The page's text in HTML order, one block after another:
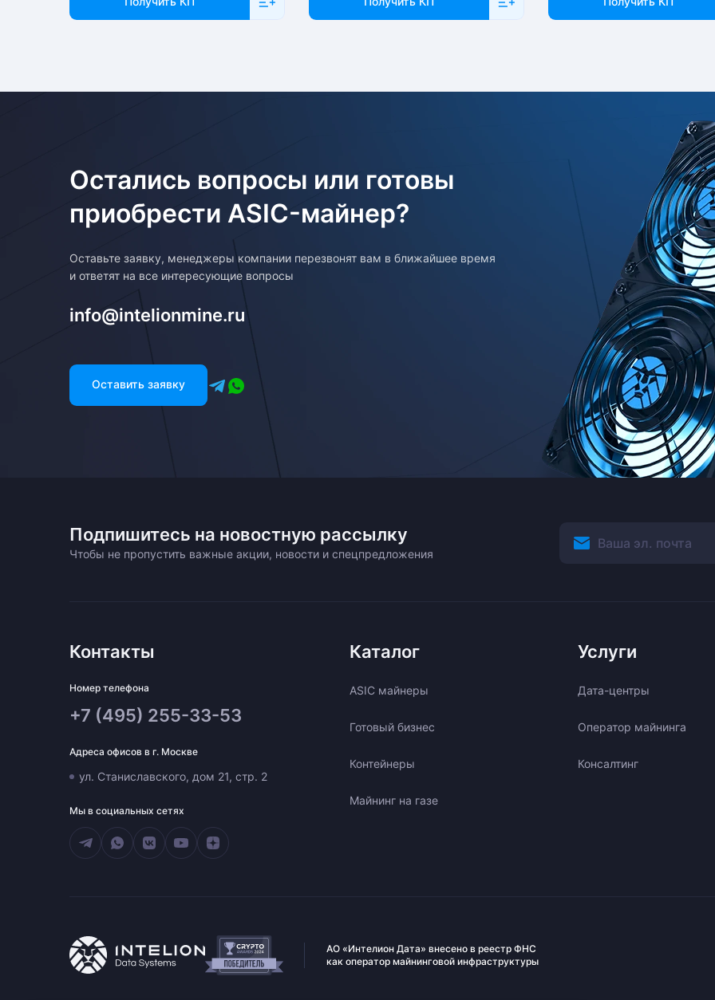
Остались вопросы или готовы
приобрести ASIC-майнер?
Оставьте заявку, менеджеры компании перезвонят вам в ближайшее время
и ответят на все интересующие вопросы
info@intelionmine.ru
Оставить заявку
Подпишитесь на новостную рассылку
Чтобы не пропустить важные акции, новости и спецпредложения
Контакты
Номер телефона
+7 (495) 255-33-53
Адреса офисов в г. Москве
ул. Станиславского, дом 21, стр. 2
Мы в социальных сетях
Каталог
ASIC майнеры
Готовый бизнес
Контейнеры
Майнинг на газе
Услуги
Дата-центры
Оператор майнинга
Консалтинг
АО «Интелион Дата» внесено в реестр ФНС
как оператор майнинговой инфраструктуры